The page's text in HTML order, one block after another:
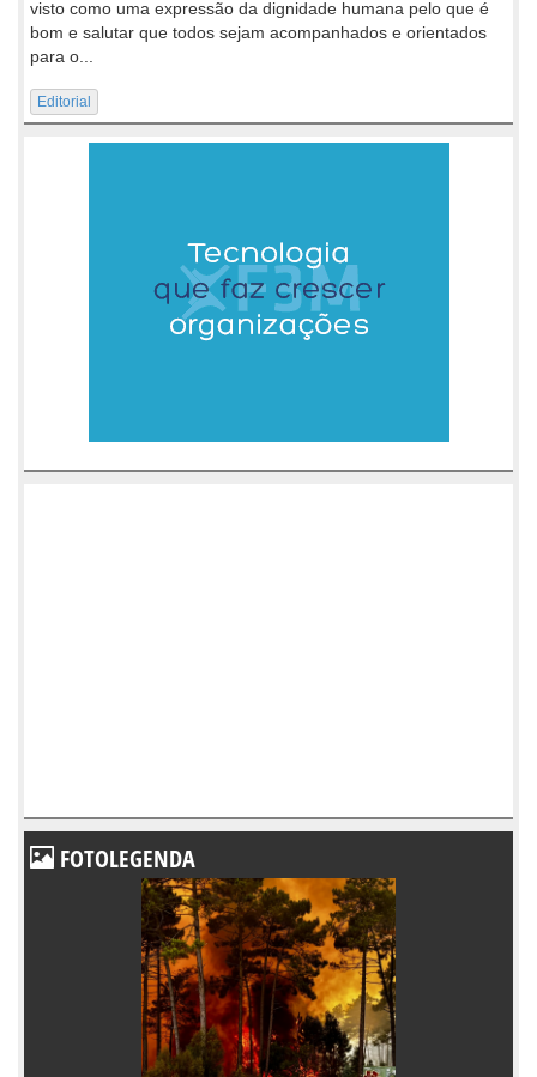
visto como uma expressão da dignidade humana pelo que é
bom e salutar que todos sejam acompanhados e orientados
para o...
Editorial
FOTOLEGENDA